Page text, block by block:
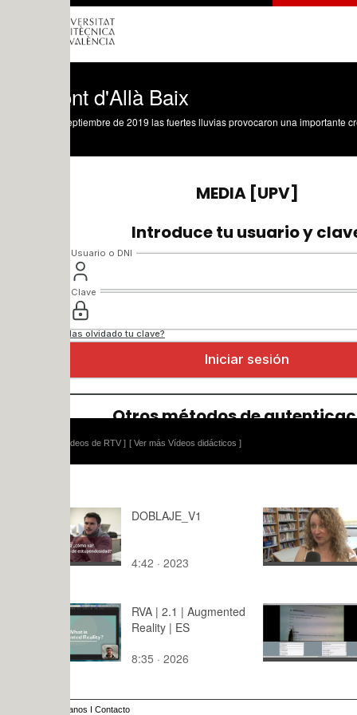
d'Allà Baix
[ Ver más Vídeos didácticos ]
DOBLAJE_V1
4:42 · 2023
Grupos de
valenciano
1:18 · 2024
RVA | 2.1 | Augmented
Reality | ES
8:35 · 2026
Rango
1:42 · 2018